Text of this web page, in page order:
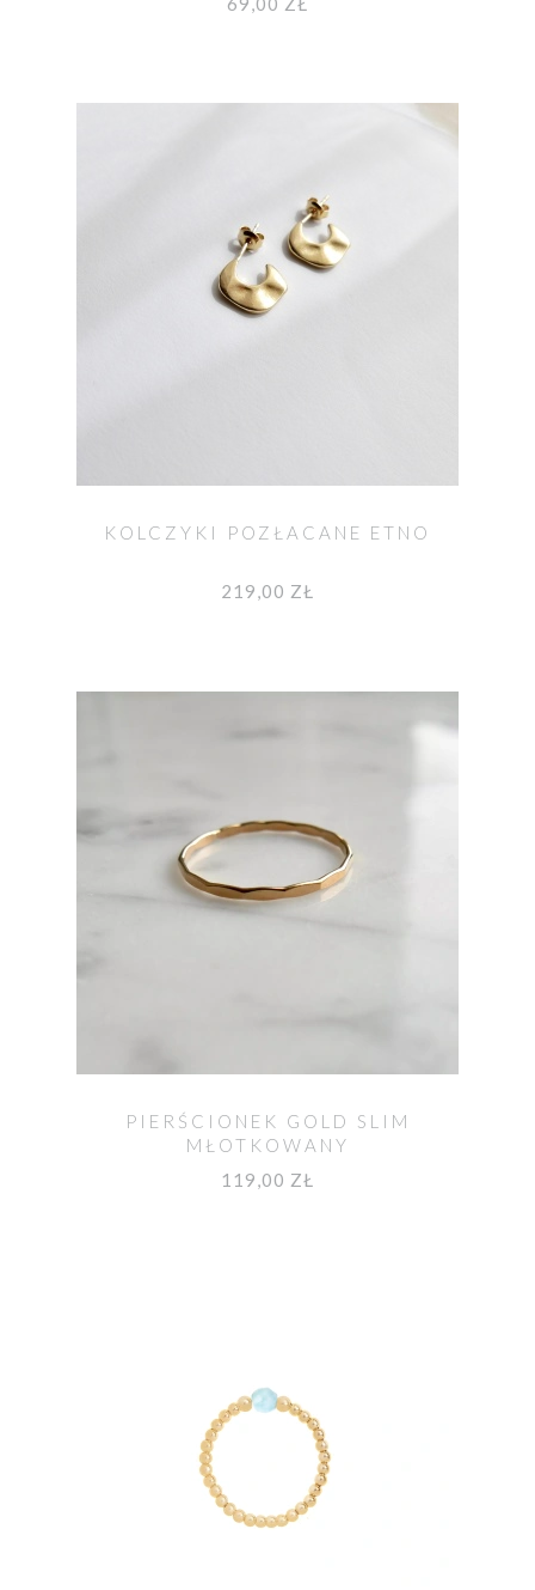
KOLCZYKI POZŁACANE ETNO
219,00 ZŁ
PIERŚCIONEK GOLD SLIM
MŁOTKOWANY
119,00 ZŁ